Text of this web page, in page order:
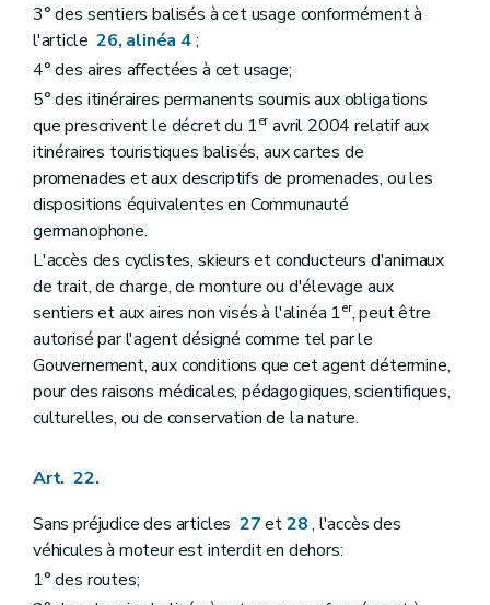
3° des sentiers balisés à cet usage conformément à
l'article26, alinéa 4;
4° des aires affectées à cet usage;
5° des itinéraires permanents soumis aux obligations
que prescrivent le décret du 1eravril 2004 relatif aux
itinéraires touristiques balisés, aux cartes de
promenades et aux descriptifs de promenades, ou les
dispositions équivalentes en Communauté
germanophone.
L'accès des cyclistes, skieurs et conducteurs d'animaux
de trait, de charge, de monture ou d'élevage aux
sentiers et aux aires non visés à l'alinéa 1er, peut être
autorisé par l'agent désigné comme tel par le
Gouvernement, aux conditions que cet agent détermine,
pour des raisons médicales, pédagogiques, scientifiques,
culturelles, ou de conservation de la nature.
Art. 22.
Sans préjudice des articles 27et28, l'accès des
véhicules à moteur est interdit en dehors:
1° des routes;